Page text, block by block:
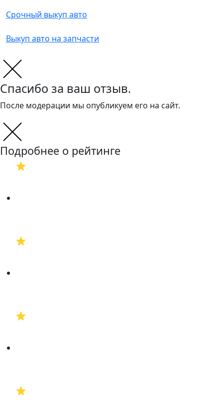
Срочный выкуп авто
Выкуп авто на запчасти
Спасибо за ваш отзыв.
После модерации мы опубликуем его на сайт.
Подробнее о рейтинге